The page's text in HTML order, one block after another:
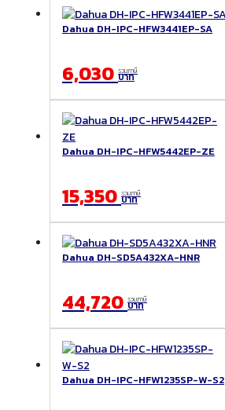
Dahua DH-IPC-HFW3441EP-SA
6,030 รวมภาษี
บาท
Dahua DH-IPC-HFW5442EP-ZE
15,350 รวมภาษี
บาท
Dahua DH-SD5A432XA-HNR
44,720 รวมภาษี
บาท
Dahua DH-IPC-HFW1235SP-W-S2